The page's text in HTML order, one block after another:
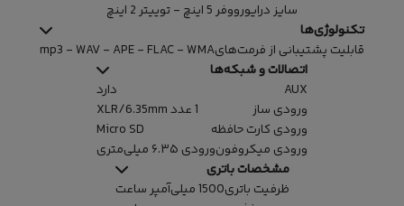
سایز درایورووفر 5 اینچ - توییتر 2 اینچ
تکنولوژی‌ها
قابلیت پشتیبانی از فرمت‌هایmp3 - WAV - APE - FLAC - WMA
اتصالات و شبکه‌ها
AUX
دارد
ورودی ساز
1 عدد XLR/6.35mm
ورودی کارت حافظه
Micro SD
ورودی میکروفونورودی ۶.۳۵ میلی‌متری
مشخصات باتری
ظرفیت باتری1500 میلی‌آمپر ساعت